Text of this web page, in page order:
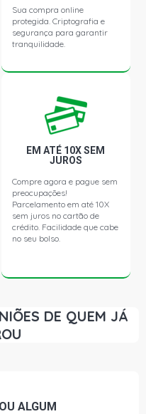
(2003 - 2004)
(2003 - 2004)
FLEX (2006 -
MINIVAN 1.8 8V
Sua compra online
protegida. Criptografia e
segurança para garantir
tranquilidade.
EM ATÉ 10X SEM
JUROS
Compre agora e pague sem
preocupações!
Parcelamento em até 10X
sem juros no cartão de
crédito. Facilidade que cabe
no seu bolso.
DE QUEM JÁ
ALGUM